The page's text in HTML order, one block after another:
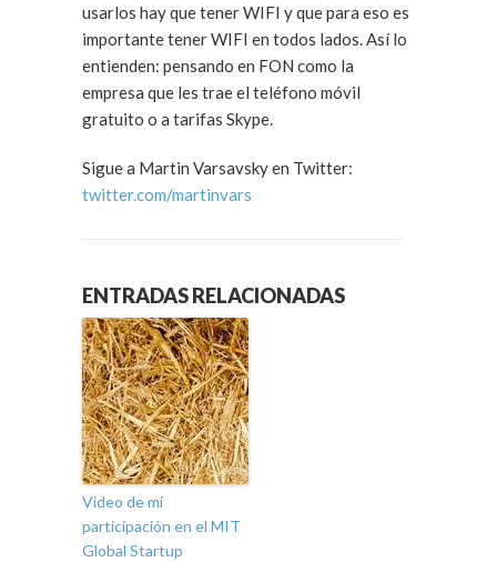
usarlos hay que tener WIFI y que para eso es
importante tener WIFI en todos lados. Así lo
entienden: pensando en FON como la
empresa que les trae el teléfono móvil
gratuito o a tarifas Skype.
Sigue a Martin Varsavsky en Twitter:
twitter.com/martinvars
ENTRADAS RELACIONADAS
Video de mi
participación en el MIT
Global Startup